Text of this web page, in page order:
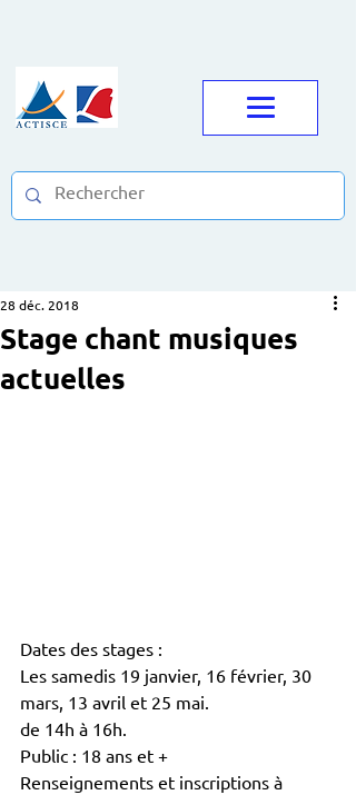
Stage chant musiques
actuelles
28 déc. 2018
Dates des stages :
Les samedis 19 janvier, 16 février, 30
mars, 13 avril et 25 mai.
de 14h à 16h.
Public : 18 ans et +
Renseignements et inscriptions à